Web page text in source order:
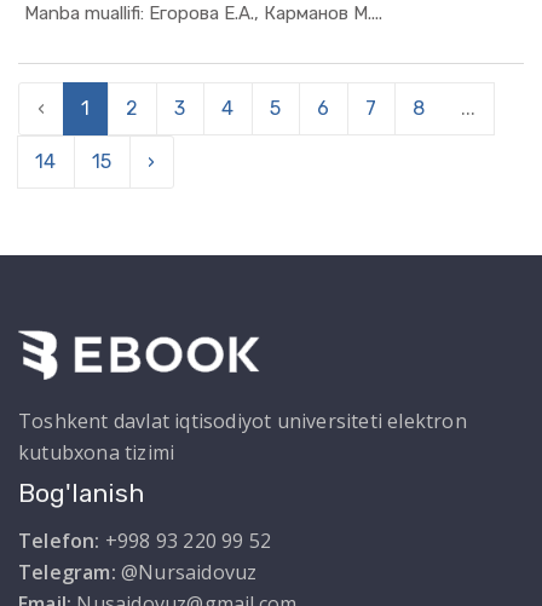
Manba muallifi: Егорова Е.А., Карманов М....
In Demogra...
‹ 1 2 3 4 5 6 7 8 ...
14 15 ›
Toshkent davlat iqtisodiyot universiteti elektron
kutubxona tizimi
Bog'lanish
Telefon: +998 93 220 99 52
Telegram: @Nursaidovuz